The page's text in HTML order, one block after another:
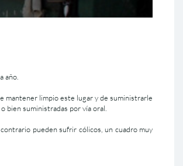
año.
mantener limpio este lugar y de suministrarle
bien suministradas por vía oral.
pueden sufrir cólicos, un cuadro muy